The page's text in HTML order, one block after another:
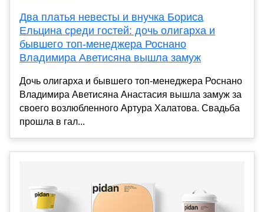
Два платья невесты и внучка Бориса
Ельцина среди гостей: дочь олигарха и
бывшего топ-менеджера Роснано
Владимира Аветисяна вышла замуж
Дочь олигарха и бывшего топ-менеджера Роснано
Владимира Аветисяна Анастасия вышла замуж за
своего возлюбленного Артура Халатова. Свадьба
прошла в гал...